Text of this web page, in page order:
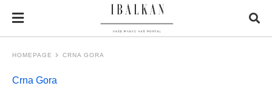
HOMEPAGE CRNA GORA
Crna Gora